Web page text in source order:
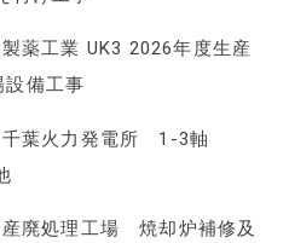
工業 UK3 2026年度生産
設備工事
葉火力発電所 1-3軸
処理工場 焼却炉補修及